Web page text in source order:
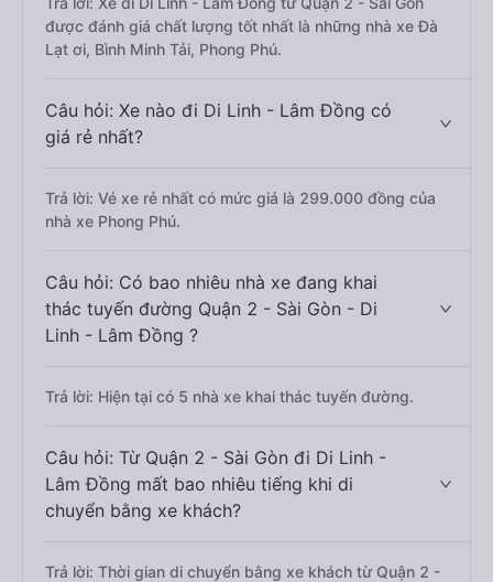
được đánh giá chất lượng tốt nhất là những nhà xe Đà
Lạt ơi, Bình Minh Tải, Phong Phú.
Câu hỏi: Xe nào đi Di Linh - Lâm Đồng có
giá rẻ nhất?
Trả lời: Vé xe rẻ nhất có mức giá là 299.000 đồng của
nhà xe Phong Phú.
Câu hỏi: Có bao nhiêu nhà xe đang khai
thác tuyến đường Quận 2 - Sài Gòn - Di
Linh - Lâm Đồng ?
Trả lời: Hiện tại có 5 nhà xe khai thác tuyến đường.
Câu hỏi: Từ Quận 2 - Sài Gòn đi Di Linh -
Lâm Đồng mất bao nhiêu tiếng khi di
chuyển bằng xe khách?
Trả lời: Thời gian di chuyển bằng xe khách từ Quận 2 -